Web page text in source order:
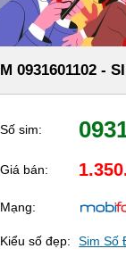
0931601102 -
Số sim:
Giá bán:
Mạng:
Kiểu số đẹp: Sim Số